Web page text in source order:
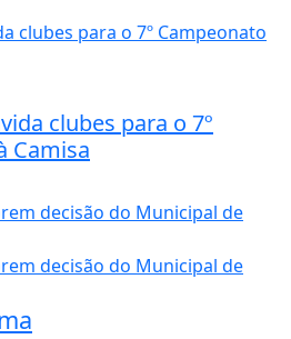
clubes para o 7º
Camisa